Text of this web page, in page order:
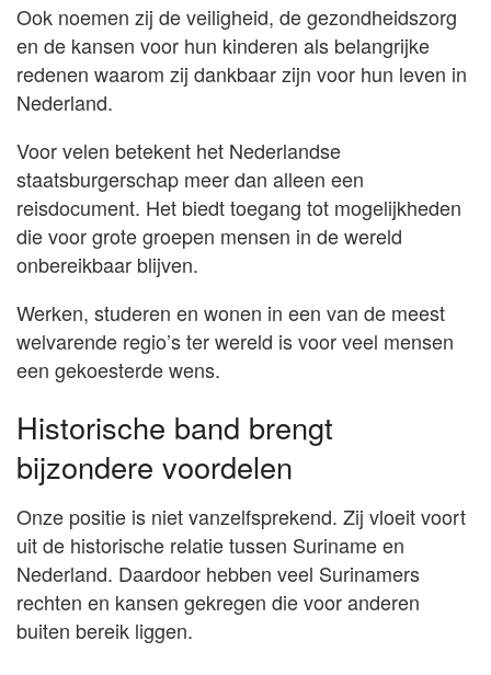
Ook noemen zij de veiligheid, de gezondheidszorg
en de kansen voor hun kinderen als belangrijke
redenen waarom zij dankbaar zijn voor hun leven in
Nederland.
Voor velen betekent het Nederlandse
staatsburgerschap meer dan alleen een
reisdocument. Het biedt toegang tot mogelijkheden
die voor grote groepen mensen in de wereld
onbereikbaar blijven.
Werken, studeren en wonen in een van de meest
welvarende regio’s ter wereld is voor veel mensen
een gekoesterde wens.
Historische band brengt
bijzondere voordelen
Onze positie is niet vanzelfsprekend. Zij vloeit voort
uit de historische relatie tussen Suriname en
Nederland. Daardoor hebben veel Surinamers
rechten en kansen gekregen die voor anderen
buiten bereik liggen.